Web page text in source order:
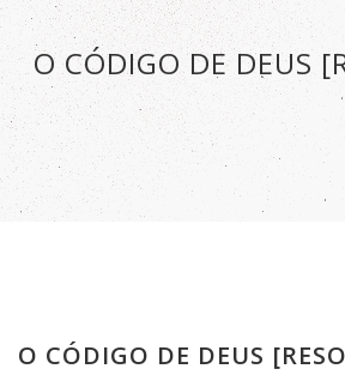
O CÓDIGO DE DEUS
O CÓDIGO DE DEUS